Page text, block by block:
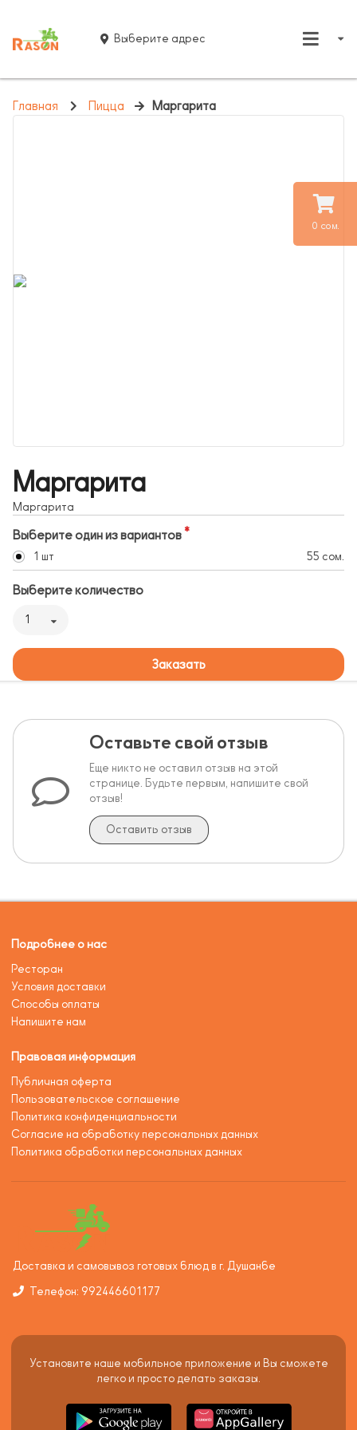
0 сом.
Выберите адрес
Главная Пицца Маргарита
Маргарита
Маргарита
Выберите один из вариантов
1 шт 55 сом.
Выберите количество
1
Заказать
Оставьте свой отзыв
Еще никто не оставил отзыв на этой
странице. Будьте первым, напишите свой
отзыв!
Оставить отзыв
Подробнее о нас
Ресторан
Условия доставки
Способы оплаты
Напишите нам
Правовая информация
Публичная оферта
Пользовательское соглашение
Политика конфиденциальности
Согласие на обработку персональных данных
Политика обработки персональных данных
Доставка и самовывоз готовых блюд в г. Душанбе
Телефон: 992446601177
Установите наше мобильное приложение и Вы сможете
легко и просто делать заказы.